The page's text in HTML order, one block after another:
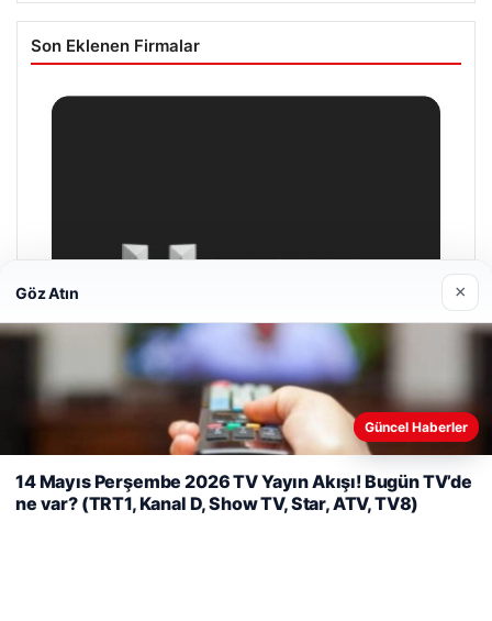
Son Eklenen Firmalar
Web sitemizi nasıl kullandığınızı daha iyi anlayabilmek,
deneyiminizi kişiselleştirmek ve geliştirmek amacıyla çerezler
kullanıyoruz.
Çerez Politikamız
Reddet Kabul Et
Göz Atın ×
Güncel Haberler
14 Mayıs Perşembe 2026 TV Yayın Akışı! Bugün TV’de
ne var? (TRT1, Kanal D, Show TV, Star, ATV, TV8)